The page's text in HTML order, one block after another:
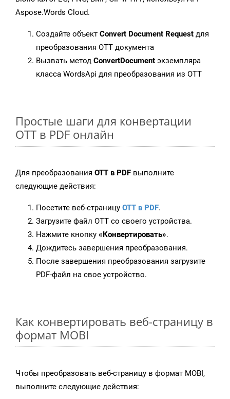
Aspose.Words Cloud.
Создайте объект Convert Document Request для
преобразования OTT документа
Вызвать метод ConvertDocument экземпляра
класса WordsApi для преобразования из OTT
Простые шаги для конвертации
OTT в PDF онлайн
Для преобразования OTT в PDF выполните
следующие действия:
Посетите веб-страницу OTT в PDF.
Загрузите файл OTT со своего устройства.
Нажмите кнопку «Конвертировать».
Дождитесь завершения преобразования.
После завершения преобразования загрузите
PDF-файл на свое устройство.
Как конвертировать веб-страницу в
формат MOBI
Чтобы преобразовать веб-страницу в формат MOBI,
выполните следующие действия: